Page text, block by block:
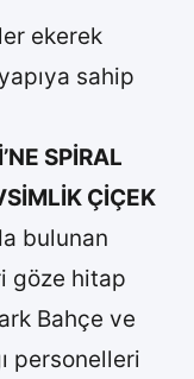
ekerek
sahip
SPİRAL
ÇİÇEK
bulunan
göze hitap
Bahçe ve
personelleri